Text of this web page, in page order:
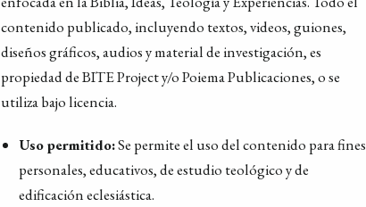
contenido publicado, incluyendo textos, videos, guiones,
diseños gráficos, audios y material de investigación, es
propiedad de BITE Project y/o Poiema Publicaciones, o se
utiliza bajo licencia.
Uso permitido:Se permite el uso del contenido para fines
personales, educativos, de estudio teológico y de
edificación eclesiástica.